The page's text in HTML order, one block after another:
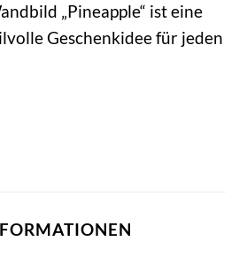
„Pineapple“ ist eine
Geschenkidee für jeden